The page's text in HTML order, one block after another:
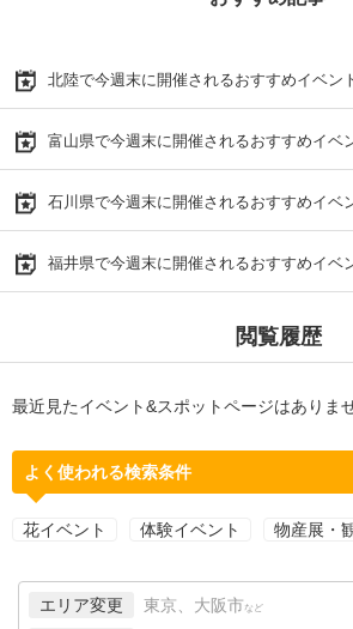
北陸で今週末に開催されるおすすめイベン
富山県で今週末に開催されるおすすめイベ
石川県で今週末に開催されるおすすめイベ
福井県で今週末に開催されるおすすめイベ
閲覧履歴
最近見たイベント&スポットページはありませ
よく使われる検索条件
花イベント 体験イベント 物産展・
エリア変更 東京、大阪市 など